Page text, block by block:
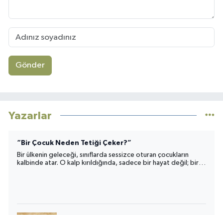
Gönder
Yazarlar
“Bir Çocuk Neden Tetiği Çeker?”
Bir ülkenin geleceği, sınıflarda sessizce oturan çocukların
kalbinde atar. O kalp kırıldığında, sadece bir hayat değil; bir